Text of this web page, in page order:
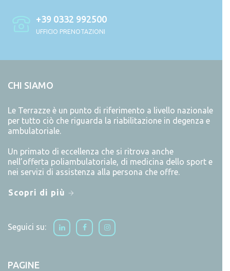
+39 0332 992500
UFFICIO PRENOTAZIONI
CHI SIAMO
Le Terrazze è un punto di riferimento a livello nazionale
per tutto ciò che riguarda la riabilitazione in degenza e
ambulatoriale.
Un primato di eccellenza che si ritrova anche
nell’offerta poliambulatoriale, di medicina dello sport e
nei servizi di assistenza alla persona che offre.
Scopri di più
Seguici su:
PAGINE